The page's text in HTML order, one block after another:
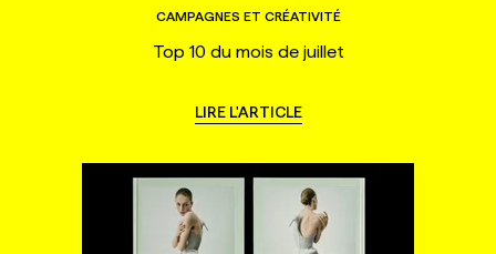
CAMPAGNES ET CRÉATIVITÉ
Top 10 du mois de juillet
LIRE L'ARTICLE